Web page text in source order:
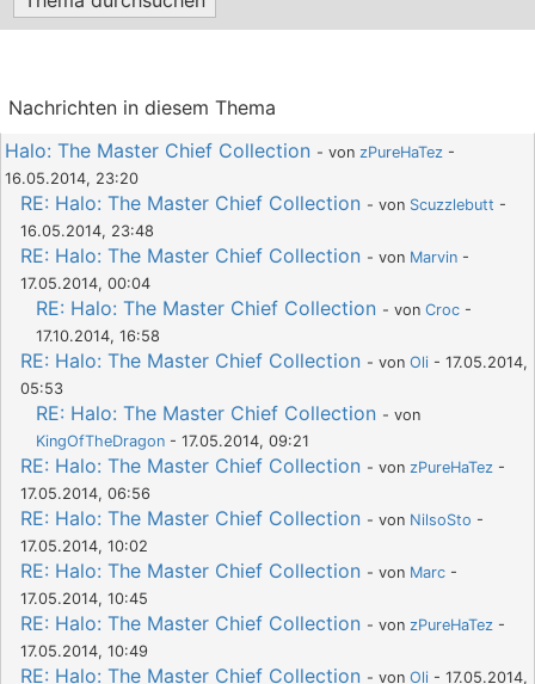
Nachrichten in diesem Thema
Halo: The Master Chief Collection - von zPureHaTez -
16.05.2014, 23:20
RE: Halo: The Master Chief Collection - von Scuzzlebutt -
16.05.2014, 23:48
RE: Halo: The Master Chief Collection - von Marvin -
17.05.2014, 00:04
RE: Halo: The Master Chief Collection - von Croc -
17.10.2014, 16:58
RE: Halo: The Master Chief Collection - von Oli - 17.05.2014,
05:53
RE: Halo: The Master Chief Collection - von
KingOfTheDragon - 17.05.2014, 09:21
RE: Halo: The Master Chief Collection - von zPureHaTez -
17.05.2014, 06:56
RE: Halo: The Master Chief Collection - von NilsoSto -
17.05.2014, 10:02
RE: Halo: The Master Chief Collection - von Marc -
17.05.2014, 10:45
RE: Halo: The Master Chief Collection - von zPureHaTez -
17.05.2014, 10:49
RE: Halo: The Master Chief Collection - von Oli - 17.05.2014,